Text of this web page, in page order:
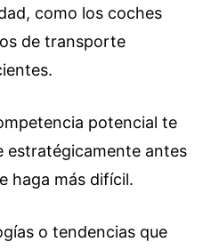
como los coches
de transporte
potencial te
estratégicamente antes
haga más difícil.
o tendencias que